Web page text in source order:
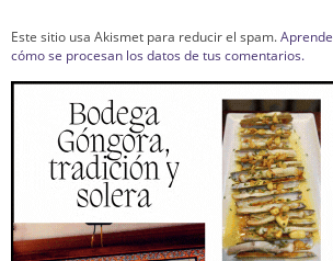
Este sitio usa Akismet para reducir el spam.Aprende
cómo se procesan los datos de tus comentarios.